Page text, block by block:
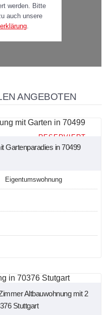
werden. Bitte
auch unsere
ANGEBOTEN
RESERVIERT
Gartenparadies in 70499
NEU
Altbauwohnung mit 2
Stuttgart